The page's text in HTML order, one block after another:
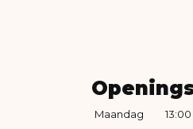
Maandag 13:00